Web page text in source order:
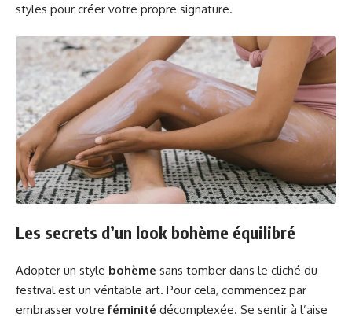
styles pour créer votre propre signature.
Les secrets d’un look bohème équilibré
Adopter un style bohème sans tomber dans le cliché du
festival est un véritable art. Pour cela, commencez par
embrasser votreféminité décomplexée. Se sentir à l’aise